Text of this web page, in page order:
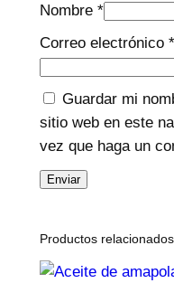
Nombre *
Correo electrónico *
Guardar mi
sitio web en este
vez que haga un
Productos relacionados